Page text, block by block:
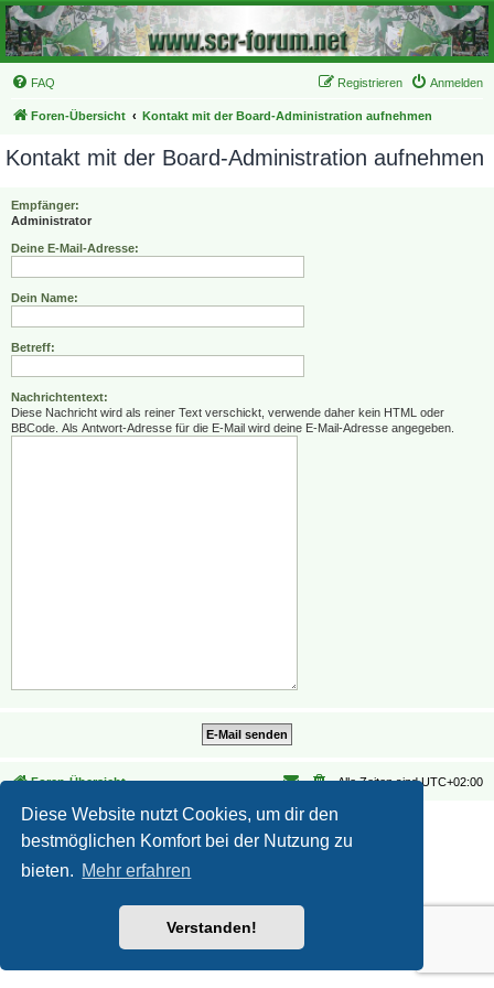
Diese Website nutzt Cookies, um dir den
bestmöglichen Komfort bei der Nutzung zu
bieten. Mehr erfahren
Verstanden!
FAQ Anmelden
Registrieren
Foren-Übersicht Kontakt mit der Board-Administration aufnehmen
Kontakt mit der Board-Administration aufnehmen
Empfänger:
Administrator
Deine E-Mail-Adresse:
Dein Name:
Betreff:
Nachrichtentext:
Diese Nachricht wird als reiner Text verschickt, verwende daher kein HTML oder
BBCode. Als Antwort-Adresse für die E-Mail wird deine E-Mail-Adresse angegeben.
Foren-Übersicht Alle Zeiten sindUTC+02:00
Datenschutz|Nutzungsbedingungen